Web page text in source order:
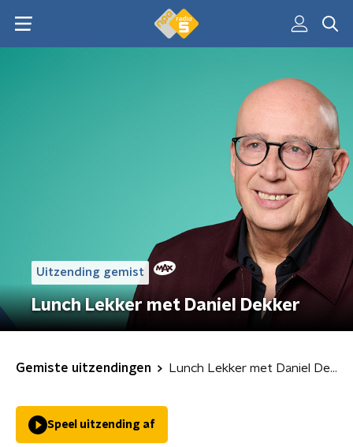
Uitzending gemist
Lunch Lekker met Daniel Dekker
Gemiste uitzendingen Lunch Lekker met Daniel Dekker
Speel uitzending af